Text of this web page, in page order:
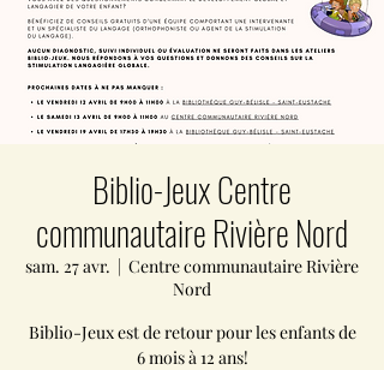
Biblio-Jeux Centre
communautaire Rivière Nord
sam. 27 avr.
  |
Centre communautaire Rivière
Nord
Biblio-Jeux est de retour pour les enfants de
6 mois à 12 ans!